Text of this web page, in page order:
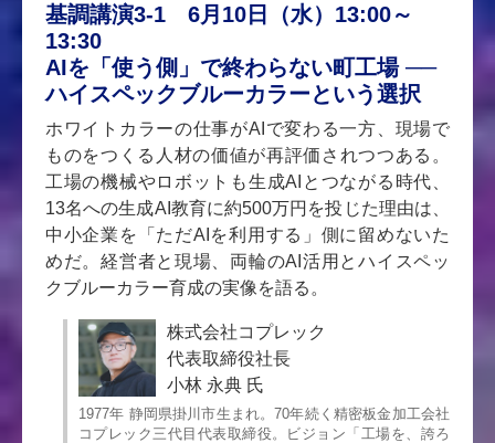
基調講演3-1 6月10日（水）13:00～
13:30
AIを「使う側」で終わらない町工場 ──
ハイスペックブルーカラーという選択
ホワイトカラーの仕事がAIで変わる一方、現場で
ものをつくる人材の価値が再評価されつつある。
工場の機械やロボットも生成AIとつながる時代、
13名への生成AI教育に約500万円を投じた理由は、
中小企業を「ただAIを利用する」側に留めないた
めだ。経営者と現場、両輪のAI活用とハイスペッ
クブルーカラー育成の実像を語る。
株式会社コプレック
代表取締役社長
小林 永典 氏
1977年 静岡県掛川市生まれ。70年続く精密板金加工会社
コプレック三代目代表取締役。ビジョン「工場を、誇ろ